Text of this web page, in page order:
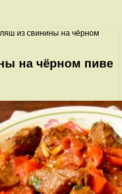
из свинины на чёрном
на чёрном пиве